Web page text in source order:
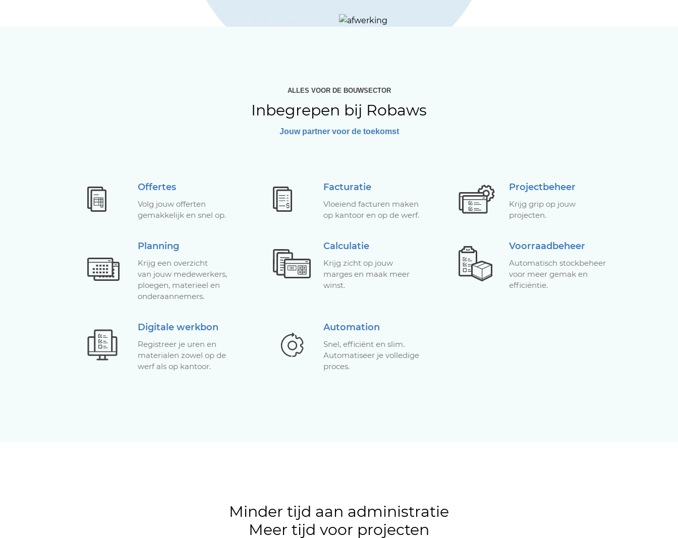
ALLES VOOR DE BOUWSECTOR
Inbegrepen bij Robaws
Jouw partner voor de toekomst
Offertes
Volg jouw offerten
gemakkelijk en snel op.
Facturatie
Vloeiend facturen maken
op kantoor en op de werf.
Projectbeheer
Krijg grip op jouw
projecten.
Planning
Krijg een overzicht
van jouw medewerkers,
ploegen, materieel en
onderaannemers.
Calculatie
Krijg zicht op jouw
marges en maak meer
winst.
Voorraadbeheer
Automatisch stockbeheer
voor meer gemak en
efficiëntie.
Digitale werkbon
Registreer je uren en
materialen zowel op de
werf als op kantoor.
Automation
Snel, efficiënt en slim.
Automatiseer je volledige
proces.
Minder tijd aan administratie
Meer tijd voor projecten